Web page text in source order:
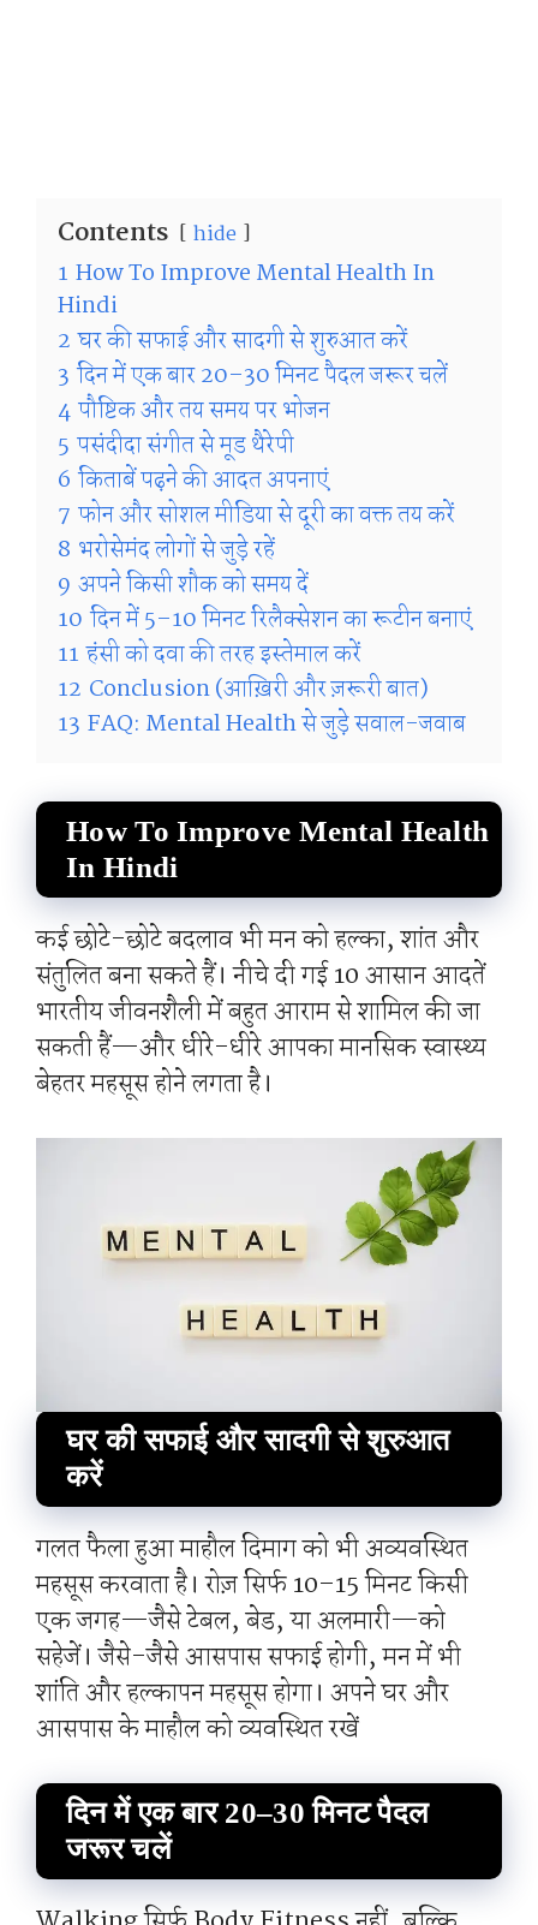
Contents hide
1 How To Improve Mental Health In
Hindi
2 घर की सफाई और सादगी से शुरुआत करें
3 दिन में एक बार 20–30 मिनट पैदल जरूर चलें
4 पौष्टिक और तय समय पर भोजन
5 पसंदीदा संगीत से मूड थैरेपी
6 किताबें पढ़ने की आदत अपनाएं
7 फोन और सोशल मीडिया से दूरी का वक्त तय करें
8 भरोसेमंद लोगों से जुड़े रहें
9 अपने किसी शौक को समय दें
10 दिन में 5–10 मिनट रिलैक्सेशन का रूटीन बनाएं
11 हंसी को दवा की तरह इस्तेमाल करें
12 Conclusion (आख़िरी और ज़रूरी बात)
13 FAQ: Mental Health से जुड़े सवाल-जवाब
How To Improve Mental Health
In Hindi
कई छोटे-छोटे बदलाव भी मन को हल्का, शांत और
संतुलित बना सकते हैं। नीचे दी गई 10 आसान आदतें
भारतीय जीवनशैली में बहुत आराम से शामिल की जा
सकती हैं—और धीरे-धीरे आपका मानसिक स्वास्थ्य
बेहतर महसूस होने लगता है।
घर की सफाई और सादगी से शुरुआत
करें
गलत फैला हुआ माहौल दिमाग को भी अव्यवस्थित
महसूस करवाता है। रोज़ सिर्फ 10–15 मिनट किसी
एक जगह—जैसे टेबल, बेड, या अलमारी—को
सहेजें। जैसे-जैसे आसपास सफाई होगी, मन में भी
शांति और हल्कापन महसूस होगा। अपने घर और
आसपास के माहौल को व्यवस्थित रखें
दिन में एक बार 20–30 मिनट पैदल
जरूर चलें